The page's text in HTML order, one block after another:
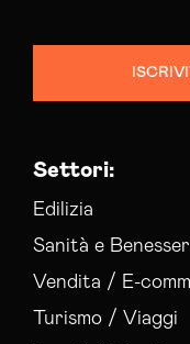
Settori:
Edilizia
Sanità e
Vendita / E-
Turismo / Viaggi